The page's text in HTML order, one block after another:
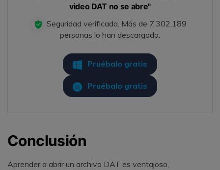
video DAT no se abre"
Seguridad verificada. Más de 7,302,189
personas lo han descargado.
Pruébalo gratis
Pruébalo gratis
Conclusión
Aprender a abrir un archivo DAT es ventajoso,